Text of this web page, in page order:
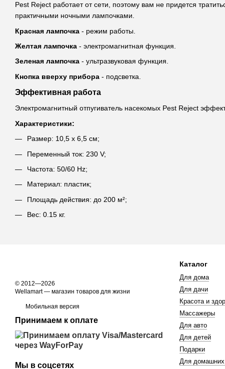
Pest Reject работает от сети, поэтому вам не придется
практичными ночными лампочками.
Красная лампочка - режим работы.
Желтая лампочка - электромагнитная функция.
Зеленая лампочка - ультразвуковая функция.
Кнопка вверху прибора - подсветка.
Эффективная работа
Электромагнитный отпугиватель насекомых Pest Reject
Характеристики:
Размер: 10,5 х 6,5 см;
Переменный ток: 230 V;
Частота: 50/60 Hz;
Материал: пластик;
Площадь действия: до 200 м²;
Вес: 0.15 кг.
© 2012—2026
Wellamart — магазин товаров для жизни
Мобильная версия
Принимаем к оплате
Мы в соцсетях
Каталог
Для дома
Для дачи
Красота и
Массажеры
Для авто
Для детей
Подарки
Для